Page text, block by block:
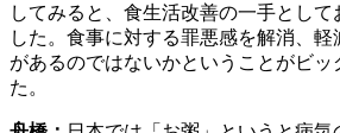
してみると、食生活改善の一手として
した。食事に対する罪悪感を解消、
があるのではないかということがビッ
た。